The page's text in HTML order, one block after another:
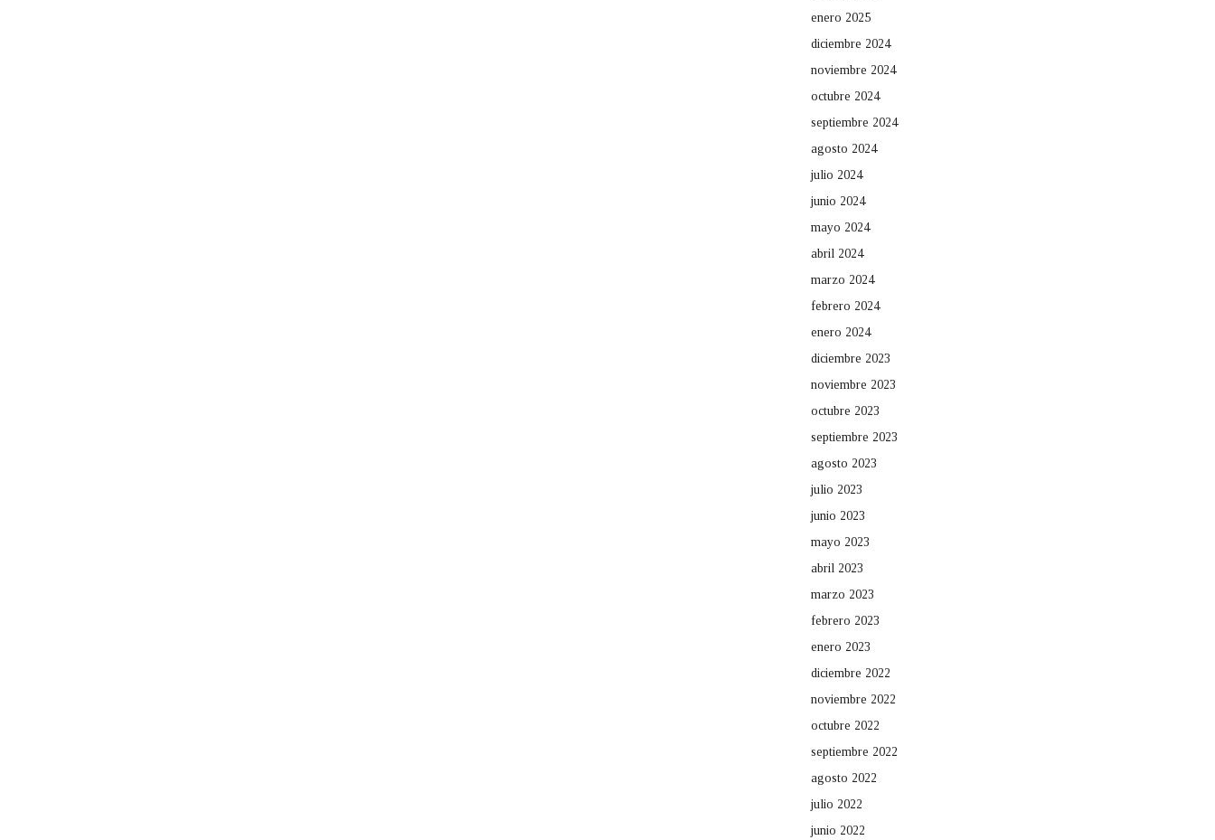
enero 2025
diciembre 2024
noviembre 2024
octubre 2024
septiembre 2024
agosto 2024
julio 2024
junio 2024
mayo 2024
abril 2024
marzo 2024
febrero 2024
enero 2024
diciembre 2023
noviembre 2023
octubre 2023
septiembre 2023
agosto 2023
julio 2023
junio 2023
mayo 2023
abril 2023
marzo 2023
febrero 2023
enero 2023
diciembre 2022
noviembre 2022
octubre 2022
septiembre 2022
agosto 2022
julio 2022
junio 2022